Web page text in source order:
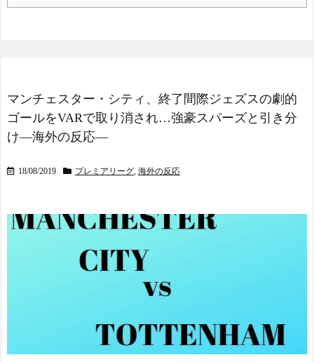
マンチェスター・シティ、終了間際ジェズスの劇的
ゴールをVARで取り消され…強豪スパーズと引き分
け―海外の反応―
18/08/2019 プレミアリーグ 海外の反応